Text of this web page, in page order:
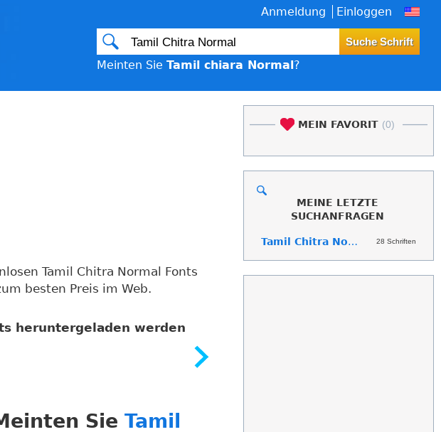
Meinten Sie Tamil chiara Normal?
Anmeldung Einloggen
Tamil Chitra Normal Fonts
besten Preis im Web.
heruntergeladen werden
Sie Tamil
MEIN FAVORIT (0)
MEINE LETZTE
SUCHANFRAGEN
28 Schriften
Tamil Chitra Normal